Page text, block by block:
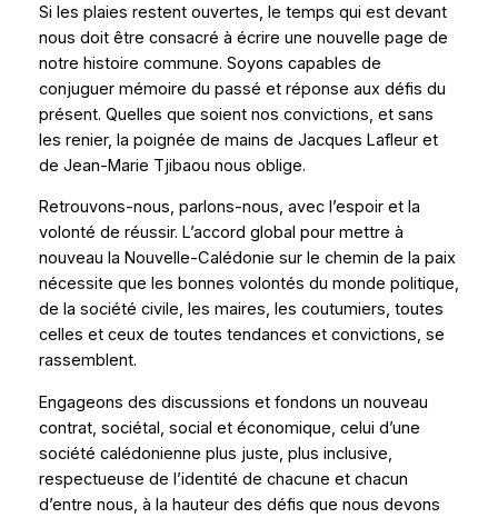
Si les plaies restent ouvertes, le temps qui est devant
nous doit être consacré à écrire une nouvelle page de
notre histoire commune. Soyons capables de
conjuguer mémoire du passé et réponse aux défis du
présent. Quelles que soient nos convictions, et sans
les renier, la poignée de mains de Jacques Lafleur et
de Jean-Marie Tjibaou nous oblige.
Retrouvons-nous, parlons-nous, avec l’espoir et la
volonté de réussir. L’accord global pour mettre à
nouveau la Nouvelle-Calédonie sur le chemin de la paix
nécessite que les bonnes volontés du monde politique,
de la société civile, les maires, les coutumiers, toutes
celles et ceux de toutes tendances et convictions, se
rassemblent.
Engageons des discussions et fondons un nouveau
contrat, sociétal, social et économique, celui d’une
société calédonienne plus juste, plus inclusive,
respectueuse de l’identité de chacune et chacun
d’entre nous, à la hauteur des défis que nous devons